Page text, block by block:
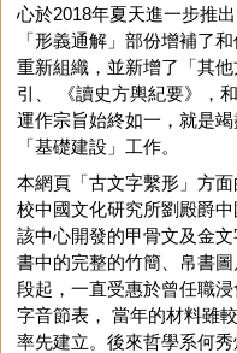
心於2018年夏天進一步推
「形義通解」部份增補了
重新組織，並新增了「其
引、 《讀史方輿紀要》，
運作宗旨始終如一，就是
「基礎建設」工作。
本網頁「古文字繫形」方
校中國文化研究所劉殿爵
該中心開發的甲骨文及金
書中的完整的竹簡、帛書
段起，一直受惠於曾任職
字音節表， 當年的材料雖
率先建立。後來哲學系何